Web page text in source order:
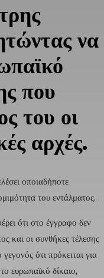
να
που
του οι
αρχές.
οποιαδήποτε
του εντάλματος.
ότι στο έγγραφο δεν
και οι συνθήκες τέλεσης
ότι πρόκειται για
ευρωπαϊκό δίκαιο,